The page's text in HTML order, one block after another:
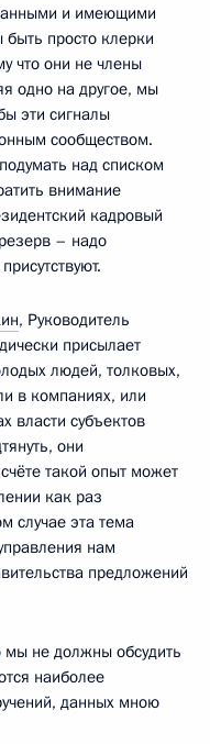
и имеющими
просто клерки
что они не члены
одно на другое, мы
эти сигналы
сообществом.
над списком
внимание
кадровый
– надо
, Руководитель
присылает
людей, толковых,
в компаниях, или
власти субъектов
они
такой опыт может
как раз
случае эта тема
нам
предложений
мы не должны обсудить
наиболее
данных мною